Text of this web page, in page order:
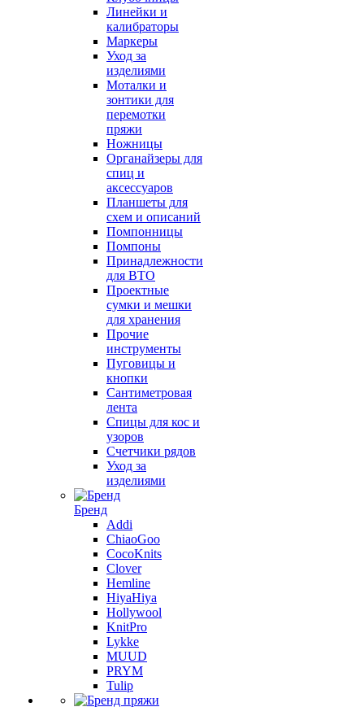
Линейки и
калибраторы
Маркеры
Уход за
изделиями
Моталки и
зонтики для
перемотки
пряжи
Ножницы
Органайзеры для
спиц и
аксессуаров
Планшеты для
схем и описаний
Помпонницы
Помпоны
Принадлежности
для ВТО
Проектные
сумки и мешки
для хранения
Прочие
инструменты
Пуговицы и
кнопки
Сантиметровая
лента
Спицы для кос и
узоров
Счетчики рядов
Уход за
изделиями
Бренд
Addi
ChiaoGoo
CocoKnits
Clover
Hemline
HiyaHiya
Hollywool
KnitPro
Lykke
MUUD
PRYM
Tulip